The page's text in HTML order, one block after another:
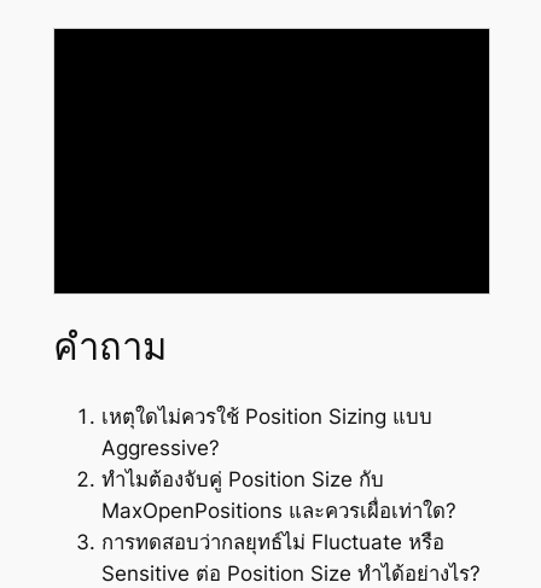
คำถาม
เหตุใดไม่ควรใช้ Position Sizing แบบ
Aggressive?
ทำไมต้องจับคู่ Position Size กับ
MaxOpenPositions และควรเผื่อเท่าใด?
การทดสอบว่ากลยุทธ์ไม่ Fluctuate หรือ
Sensitive ต่อ Position Size ทำได้อย่างไร?